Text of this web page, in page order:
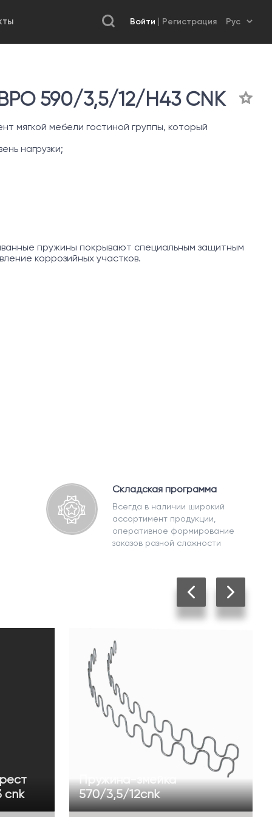
Войти Регистрация
590/3,5/12/H43 CNK
мягкой мебели гостиной группы, который
нагрузки;
пружины покрывают специальным защитным
коррозийных участков.
Складская программа
Всегда в наличии широкий
ассортимент продукции,
оперативное формирование
заказов разной сложности
cnk
Пружина-змейка
570/3,5/12cnk